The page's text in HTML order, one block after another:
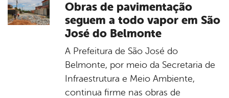
Obras de pavimentação
seguem a todo vapor em São
José do Belmonte
A Prefeitura de São José do
Belmonte, por meio da Secretaria de
Infraestrutura e Meio Ambiente,
continua firme nas obras de